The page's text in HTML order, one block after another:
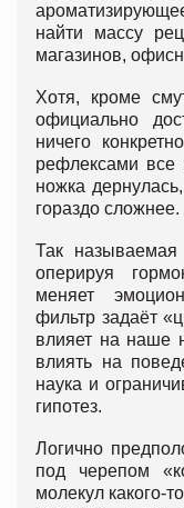
найти массу
магазинов,
Хотя, кроме
официально
ничего
рефлексами все
ножка
гораздо сложнее.
Так называемая
оперируя
меняет
фильтр задаёт
влияет на наше
влиять на
наука и
гипотез.
Логично
под черепом
молекул какого-